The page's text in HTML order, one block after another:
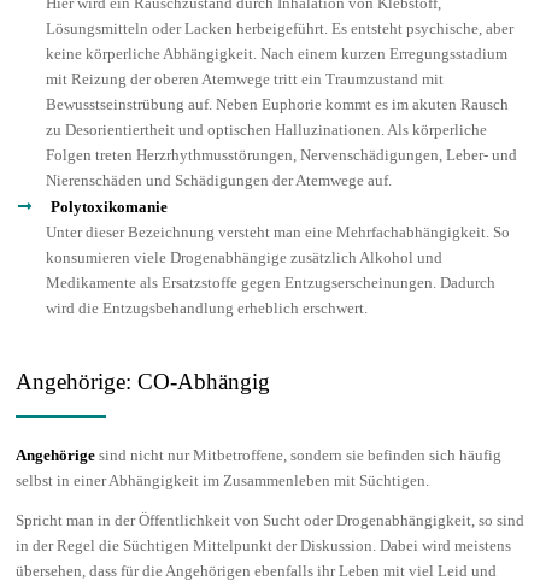
Lösungsmitteln oder Lacken herbeigeführt. Es entsteht psychische, aber
keine körperliche Abhängigkeit. Nach einem kurzen Erregungsstadium
mit Reizung der oberen Atemwege tritt ein Traumzustand mit
Bewusstseinstrübung auf. Neben Euphorie kommt es im akuten Rausch
zu Desorientiertheit und optischen Halluzinationen. Als körperliche
Folgen treten Herzrhythmusstörungen, Nervenschädigungen, Leber- und
Nierenschäden und Schädigungen der Atemwege auf.
Polytoxikomanie
Unter dieser Bezeichnung versteht man eine Mehrfachabhängigkeit. So
konsumieren viele Drogenabhängige zusätzlich Alkohol und
Medikamente als Ersatzstoffe gegen Entzugserscheinungen. Dadurch
wird die Entzugsbehandlung erheblich erschwert.
Angehörige: CO-Abhängig
Angehörigesind nicht nur Mitbetroffene, sondern sie befinden sich häufig
selbst in einer Abhängigkeit im Zusammenleben mit Süchtigen.
Spricht man in der Öffentlichkeit von Sucht oder Drogenabhängigkeit, so sind
in der Regel die Süchtigen Mittelpunkt der Diskussion. Dabei wird meistens
übersehen, dass für die Angehörigen ebenfalls ihr Leben mit viel Leid und